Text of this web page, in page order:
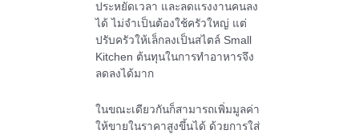
ประหยัดเวลา และลดแรงงานคนลง
ได้ ไม่จำเป็นต้องใช้ครัวใหญ่ แต่
ปรับครัวให้เล็กลงเป็นสไตล์ Small
Kitchen ต้นทุนในการทำอาหารจึง
ลดลงได้มาก
ในขณะเดียวกันก็สามารถเพิ่มมูลค่า
ให้ขายในราคาสูงขึ้นได้ ด้วยการใส่